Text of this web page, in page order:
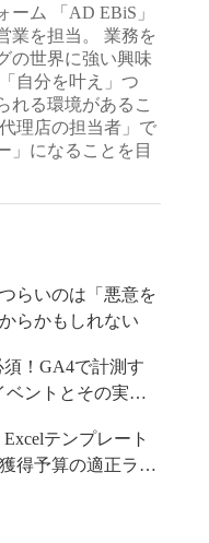
ム 「AD EBiS」
業を担当。 業務を
の世界に強い興味
自分を叶え」つ
れる環境があるこ
理店の担当者」で
」になることを目
らいのは「悪意を
らかもしれない
！GA4で計測す
ベントとその実装
Excelテンプレート
得予算の適正ライ